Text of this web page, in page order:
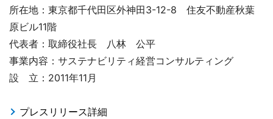
所在地：東京都千代田区外神田3-12-8 住友不動産秋葉
原ビル11階
代表者：取締役社長 八林 公平
事業内容：サステナビリティ経営コンサルティング
設 立：2011年11月
プレスリリース詳細